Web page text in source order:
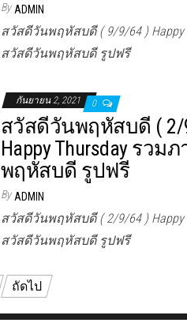
By ADMIN
สวัสดีวันพฤหัสบดี ( 9/9/64 ) Happy
สวัสดีวันพฤหัสบดี รูปฟรี
กันยายน 2, 2021 0
สวัสดีวันพฤหัสบดี ( 2/
Happy Thursday รว
พฤหัสบดี รูปฟรี
By ADMIN
สวัสดีวันพฤหัสบดี ( 2/9/64 ) Happy
สวัสดีวันพฤหัสบดี รูปฟรี
ถัดไป